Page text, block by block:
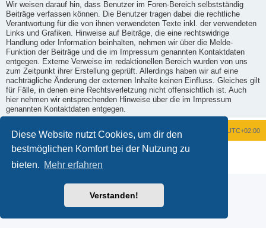
Diese Website nutzt Cookies, um dir den
bestmöglichen Komfort bei der Nutzung zu
bieten. Mehr erfahren
Verstanden!
Wir weisen darauf hin, dass Benutzer im Foren-Bereich selbstständig
Beiträge verfassen können. Die Benutzer tragen dabei die rechtliche
Verantwortung für die von ihnen verwendeten Texte inkl. der verwendeten
Links und Grafiken. Hinweise auf Beiträge, die eine rechtswidrige
Handlung oder Information beinhalten, nehmen wir über die Melde-
Funktion der Beiträge und die im Impressum genannten Kontaktdaten
entgegen. Externe Verweise im redaktionellen Bereich wurden von uns
zum Zeitpunkt ihrer Erstellung geprüft. Allerdings haben wir auf eine
nachträgliche Änderung der externen Inhalte keinen Einfluss. Gleiches gilt
für Fälle, in denen eine Rechtsverletzung nicht offensichtlich ist. Auch
hier nehmen wir entsprechenden Hinweise über die im Impressum
genannten Kontaktdaten entgegen.
Foren-Übersicht UTC+02:00
Powered byphpBB ® Forum Software © phpBB Limited
Datenschutz